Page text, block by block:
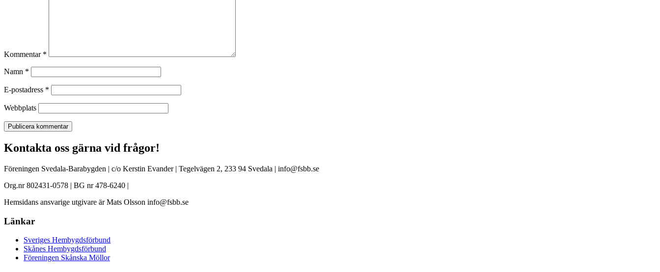
Kommentar *
Namn *
E-postadress *
Webbplats
Kontakta oss gärna vid frågor!
Föreningen Svedala-Barabygden | c/o Kerstin Evander | Tegelvägen 2, 233 94 Svedala | info@fsbb.se
Org.nr 802431-0578 | BG nr 478-6240 |
Hemsidans ansvarige utgivare är Mats Olsson info@fsbb.se
Länkar
Sveriges Hembygdsförbund
Skånes Hembygdsförbund
Föreningen Skånska Möllor